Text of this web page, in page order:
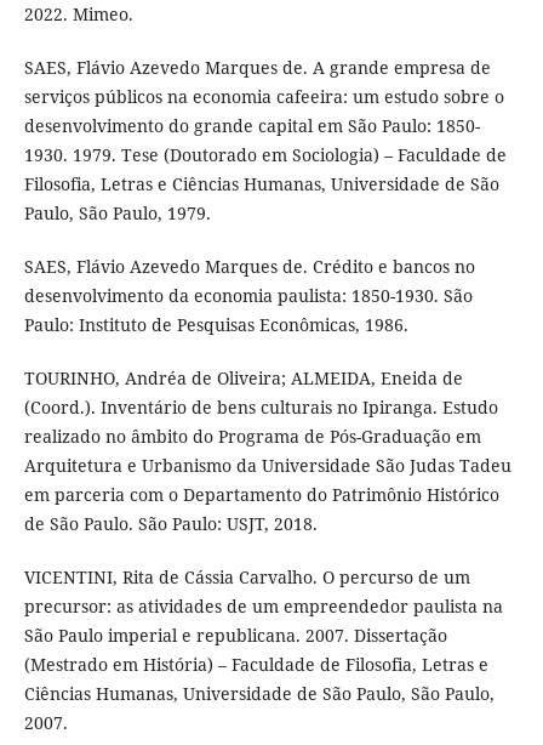
2022. Mimeo.
SAES, Flávio Azevedo Marques de. A grande empresa de
serviços públicos na economia cafeeira: um estudo sobre o
desenvolvimento do grande capital em São Paulo: 1850-
1930. 1979. Tese (Doutorado em Sociologia) – Faculdade de
Filosofia, Letras e Ciências Humanas, Universidade de São
Paulo, São Paulo, 1979.
SAES, Flávio Azevedo Marques de. Crédito e bancos no
desenvolvimento da economia paulista: 1850-1930. São
Paulo: Instituto de Pesquisas Econômicas, 1986.
TOURINHO, Andréa de Oliveira; ALMEIDA, Eneida de
(Coord.). Inventário de bens culturais no Ipiranga. Estudo
realizado no âmbito do Programa de Pós-Graduação em
Arquitetura e Urbanismo da Universidade São Judas Tadeu
em parceria com o Departamento do Patrimônio Histórico
de São Paulo. São Paulo: USJT, 2018.
VICENTINI, Rita de Cássia Carvalho. O percurso de um
precursor: as atividades de um empreendedor paulista na
São Paulo imperial e republicana. 2007. Dissertação
(Mestrado em História) – Faculdade de Filosofia, Letras e
Ciências Humanas, Universidade de São Paulo, São Paulo,
2007.